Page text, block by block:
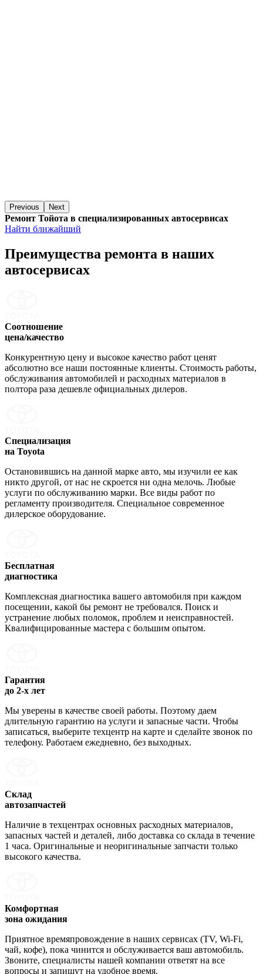
Previous Next
Ремонт Тойота в специализированных автосервисах
Найти ближайший
Преимущества ремонта в наших
автосервисах
Соотношение
цена/качество
Конкурентную цену и высокое качество работ ценят
абсолютно все наши постоянные клиенты. Стоимость работы,
обслуживания автомобилей и расходных материалов в
полтора раза дешевле официальных дилеров.
Специализация
на Toyota
Остановившись на данной марке авто, мы изучили ее как
никто другой, от нас не скроется ни одна мелочь. Любые
услуги по обслуживанию марки. Все виды работ по
регламенту производителя. Специальное современное
дилерское оборудование.
Бесплатная
диагностика
Комплексная диагностика вашего автомобиля при каждом
посещении, какой бы ремонт не требовался. Поиск и
устранение любых поломок, проблем и неисправностей.
Квалифицированные мастера с большим опытом.
Гарантия
до 2-х лет
Мы уверены в качестве своей работы. Поэтому даем
длительную гарантию на услуги и запасные части. Чтобы
записаться, выберите техцентр на карте и сделайте звонок по
телефону. Работаем ежедневно, без выходных.
Склад
автозапчастей
Наличие в техцентрах основных расходных материалов,
запасных частей и деталей, либо доставка со склада в течение
1 часа. Оригинальные и неоригинальные запчасти только
высокого качества.
Комфортная
зона ожидания
Приятное времяпровождение в наших сервисах (TV, Wi-Fi,
чай, кофе), пока чинится и обслуживается ваш автомобиль.
Звоните, специалисты нашей компании ответят на все
вопросы и запишут на удобное время.